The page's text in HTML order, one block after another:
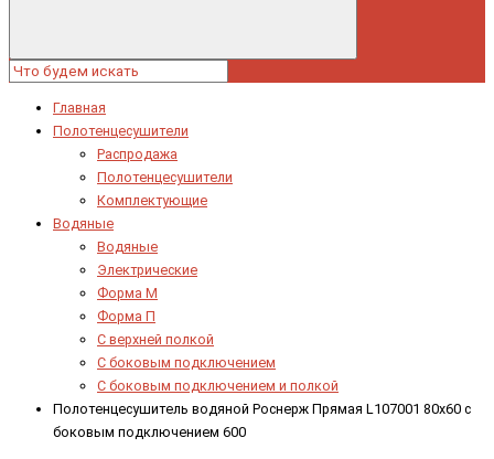
Главная
Полотенцесушители
Распродажа
Полотенцесушители
Комплектующие
Водяные
Водяные
Электрические
Форма М
Форма П
C верхней полкой
C боковым подключением
C боковым подключением и полкой
Полотенцесушитель водяной Роснерж Прямая L107001 80x60 с
боковым подключением 600